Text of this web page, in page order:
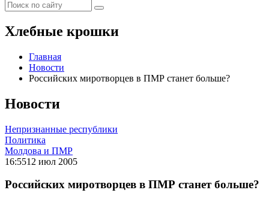
Хлебные крошки
Главная
Новости
Российских миротворцев в ПМР станет больше?
Новости
Непризнанные республики
Политика
Молдова и ПМР
16:5512 июл 2005
Российских миротворцев в ПМР станет больше?